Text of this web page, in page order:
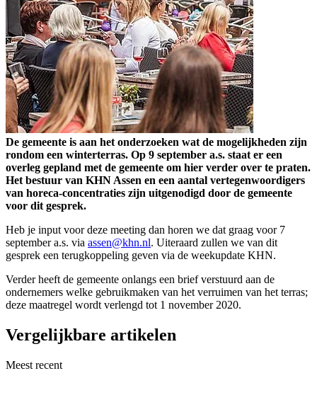
De gemeente is aan het onderzoeken wat de mogelijkheden zijn
rondom een winterterras. Op 9 september a.s. staat er een
overleg gepland met de gemeente om hier verder over te praten.
Het bestuur van KHN Assen en een aantal vertegenwoordigers
van horeca-concentraties zijn uitgenodigd door de gemeente
voor dit gesprek.
Heb je input voor deze meeting dan horen we dat graag voor 7
september a.s. via assen@khn.nl. Uiteraard zullen we van dit
gesprek een terugkoppeling geven via de weekupdate KHN.
Verder heeft de gemeente onlangs een brief verstuurd aan de
ondernemers welke gebruikmaken van het verruimen van het terras;
deze maatregel wordt verlengd tot 1 november 2020.
Vergelijkbare artikelen
Meest recent